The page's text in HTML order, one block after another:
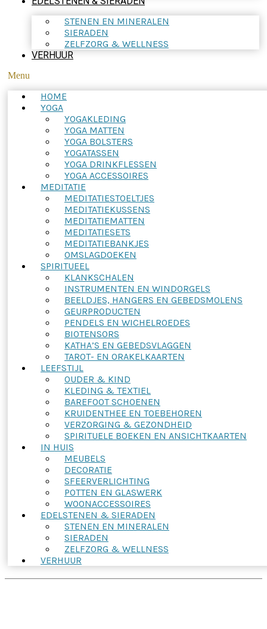
STENEN EN MINERALEN
SIERADEN
ZELFZORG & WELLNESS
VERHUUR
Menu
HOME
YOGA
YOGAKLEDING
YOGA MATTEN
YOGA BOLSTERS
YOGATASSEN
YOGA DRINKFLESSEN
YOGA ACCESSOIRES
MEDITATIE
MEDITATIESTOELTJES
MEDITATIEKUSSENS
MEDITATIEMATTEN
MEDITATIESETS
MEDITATIEBANKJES
OMSLAGDOEKEN
SPIRITUEEL
KLANKSCHALEN
INSTRUMENTEN EN WINDORGELS
BEELDJES, HANGERS EN GEBEDSMOLENS
GEURPRODUCTEN
PENDELS EN WICHELROEDES
BIOTENSORS
KATHA’S EN GEBEDSVLAGGEN
TAROT- EN ORAKELKAARTEN
LEEFSTIJL
OUDER & KIND
KLEDING & TEXTIEL
BAREFOOT SCHOENEN
KRUIDENTHEE EN TOEBEHOREN
VERZORGING & GEZONDHEID
SPIRITUELE BOEKEN EN ANSICHTKAARTEN
IN HUIS
MEUBELS
DECORATIE
SFEERVERLICHTING
POTTEN EN GLASWERK
WOONACCESSOIRES
EDELSTENEN & SIERADEN
STENEN EN MINERALEN
SIERADEN
ZELFZORG & WELLNESS
VERHUUR